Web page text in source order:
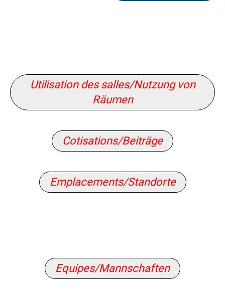
Utilisation des salles/Nutzung von
Räumen
Cotisations/Beiträge
Emplacements/Standorte
Equipes/Mannschaften